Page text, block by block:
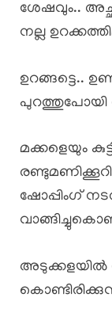
ശേഷവും..
നല്ല
ഉറങ്ങട്ടെ..
പുറത്തുപോയി
മക്കളെയും
ഷോപ്പിംഗ്
അടുക്കളയിൽ